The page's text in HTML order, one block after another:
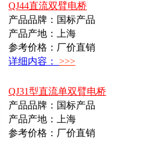
QJ44直流双臂电桥
产品品牌：国标产品
产品产地：上海
参考价格：厂价直销
详细内容： >>>
QJ31型直流单双臂电桥
产品品牌：国标产品
产品产地：上海
参考价格：厂价直销